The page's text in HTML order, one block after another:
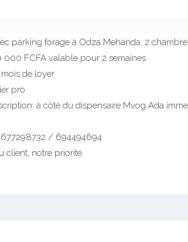
parking forage à Odza Mehanda. 2
000 FCFA valable pour 2 semaines
de loyer
pro
à côté du dispensaire Mvog Ada
677298732 / 694494694
client, notre priorité